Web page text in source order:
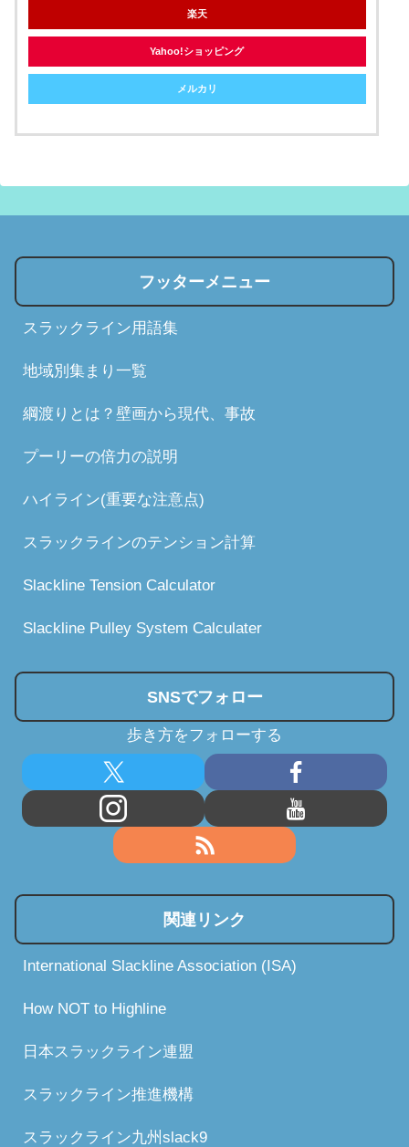
楽天
Yahoo!ショッピング
メルカリ
フッターメニュー
スラックライン用語集
地域別集まり一覧
綱渡りとは？壁画から現代、事故
プーリーの倍力の説明
ハイライン(重要な注意点)
スラックラインのテンション計算
Slackline Tension Calculator
Slackline Pulley System Calculater
SNSでフォロー
歩き方をフォローする
関連リンク
International Slackline Association (ISA)
How NOT to Highline
日本スラックライン連盟
スラックライン推進機構
スラックライン九州slack9